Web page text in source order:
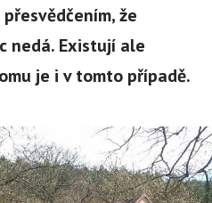
že
nedá. Existují ale
je i v tomto případě.